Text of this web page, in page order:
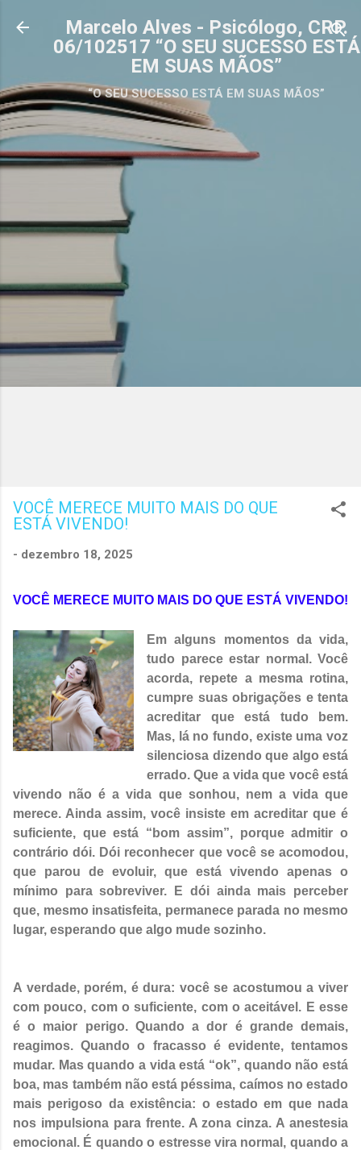
Pular para o conteúdo principal
Marcelo Alves - Psicólogo, CRP.
06/102517 “O SEU SUCESSO ESTÁ
EM SUAS MÃOS”
“O SEU SUCESSO ESTÁ EM SUAS MÃOS”
VOCÊ MERECE MUITO MAIS DO QUE
ESTÁ VIVENDO!
- dezembro 18, 2025
VOCÊ MERECE MUITO MAIS DO QUE ESTÁ VIVENDO!
Em alguns momentos da vida,
tudo parece estar normal. Você
acorda, repete a mesma rotina,
cumpre suas obrigações e tenta
acreditar que está tudo bem.
Mas, lá no fundo, existe uma voz
silenciosa dizendo que algo está
errado. Que a vida que você está
vivendo não é a vida que sonhou, nem a vida que
merece. Ainda assim, você insiste em acreditar que é
suficiente, que está “bom assim”, porque admitir o
contrário dói. Dói reconhecer que você se acomodou,
que parou de evoluir, que está vivendo apenas o
mínimo para sobreviver. E dói ainda mais perceber
que, mesmo insatisfeita, permanece parada no mesmo
lugar, esperando que algo mude sozinho.
A verdade, porém, é dura: você se acostumou a viver
com pouco, com o suficiente, com o aceitável. E esse
é o maior perigo. Quando a dor é grande demais,
reagimos. Quando o fracasso é evidente, tentamos
mudar. Mas quando a vida está “ok”, quando não está
boa, mas também não está péssima, caímos no estado
mais perigoso da existência: o estado em que nada
nos impulsiona para frente. A zona cinza. A anestesia
emocional. É quando o estresse vira normal, quando a